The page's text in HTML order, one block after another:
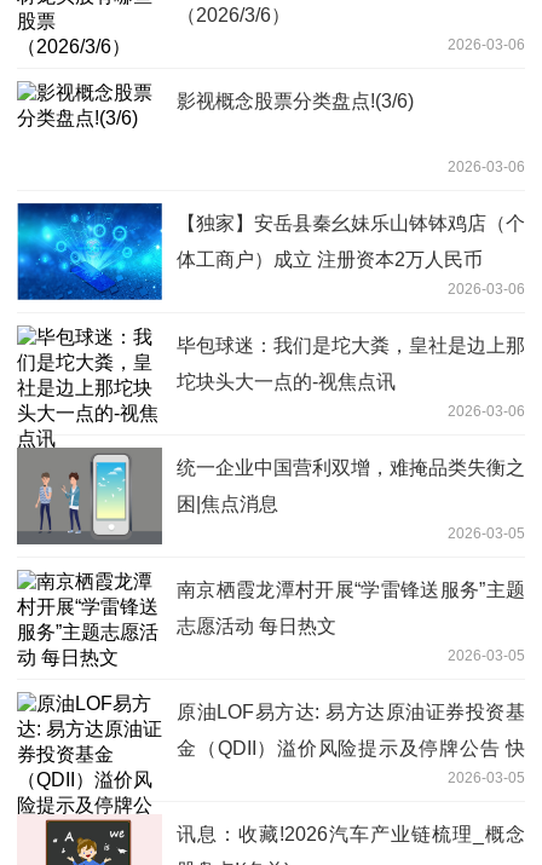
（2026/3/6）
2026-03-06
影视概念股票分类盘点!(3/6)
2026-03-06
【独家】安岳县秦幺妹乐山钵钵鸡店（个
体工商户）成立 注册资本2万人民币
2026-03-06
毕包球迷：我们是坨大粪，皇社是边上那
坨块头大一点的-视焦点讯
2026-03-06
统一企业中国营利双增，难掩品类失衡之
困|焦点消息
2026-03-05
南京栖霞龙潭村开展“学雷锋送服务”主题
志愿活动 每日热文
2026-03-05
原油LOF易方达: 易方达原油证券投资基
金（QDII）溢价风险提示及停牌公告 快
2026-03-05
讯息：收藏!2026汽车产业链梳理_概念